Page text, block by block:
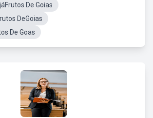
De Goias
DeGoias
De Goas